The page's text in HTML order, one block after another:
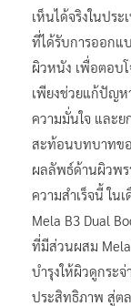
เห็นได้จริงในปร
ที่ได้รับการออกแ
ผิวหนัง เพื่อตอบโ
เพียงช่วยแก้ปัญห
ความมั่นใจ และ
สะท้อนบทบาทขอ
ผลลัพธ์ด้านผิวพ
ความสำเร็จนี้ ใ
Mela B3 Dual
ที่มีส่วนผสม
บำรุงให้ผิวดูกระ
ประสิทธิภาพ สู่ตล